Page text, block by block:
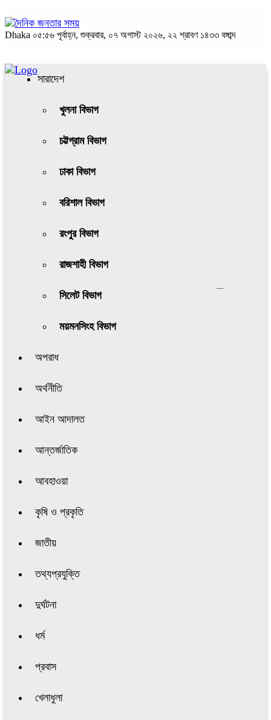
Dhaka ০৫:৫৬ পূর্বাহ্ন, শুক্রবার, ০৭ অগাস্ট ২০২৬, ২২ শ্রাবণ ১৪৩৩ বঙ্গাব্দ
সারাদেশ
খুলনা বিভাগ
চট্টগ্রাম বিভাগ
ঢাকা বিভাগ
বরিশাল বিভাগ
রংপুর বিভাগ
রাজশাহী বিভাগ
সিলেট বিভাগ
ময়মনসিংহ বিভাগ
অপরাধ
অর্থনীতি
আইন আদালত
আন্তর্জাতিক
আবহাওয়া
কৃষি ও প্রকৃতি
জাতীয়
তথ্যপ্রযুক্তি
দুর্ঘটনা
ধর্ম
প্রবাস
খেলাধুলা